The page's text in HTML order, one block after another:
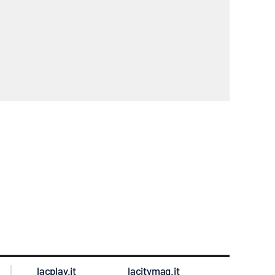
lacplay.it lacitymag.it